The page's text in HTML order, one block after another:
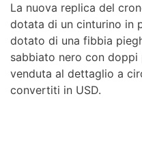
La nuova replica del
dotata di un cinturino in
dotato di una fibbia
sabbiato nero con doppi
venduta al dettaglio a
convertiti in USD.